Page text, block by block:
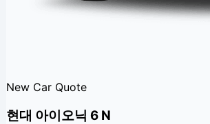
New Car Quote
현대 아이오닉 6 N